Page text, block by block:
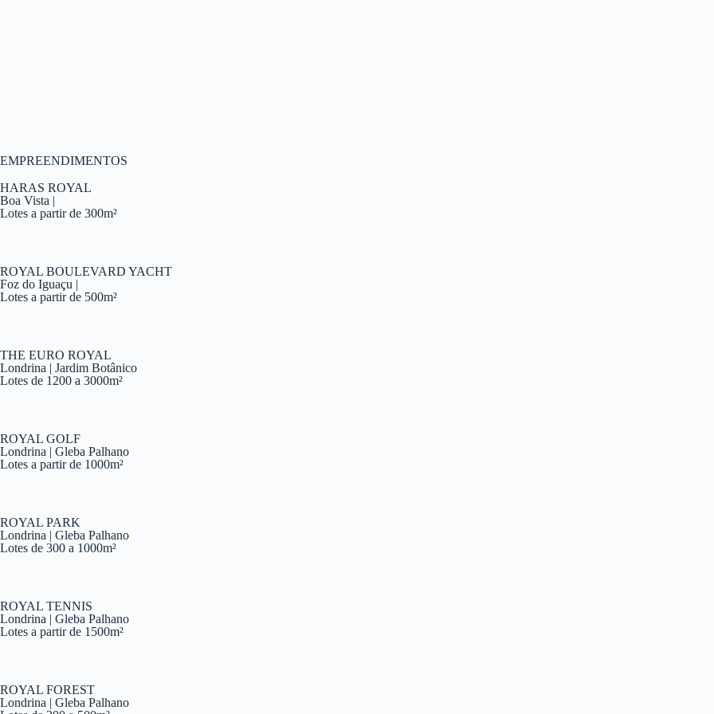
EMPREENDIMENTOS
HARAS ROYAL
Boa Vista |
Lotes a partir de 300m²
ROYAL BOULEVARD YACHT
Foz do Iguaçu |
Lotes a partir de 500m²
THE EURO ROYAL
Londrina | Jardim Botânico
Lotes de 1200 a 3000m²
ROYAL GOLF
Londrina | Gleba Palhano
Lotes a partir de 1000m²
ROYAL PARK
Londrina | Gleba Palhano
Lotes de 300 a 1000m²
ROYAL TENNIS
Londrina | Gleba Palhano
Lotes a partir de 1500m²
ROYAL FOREST
Londrina | Gleba Palhano